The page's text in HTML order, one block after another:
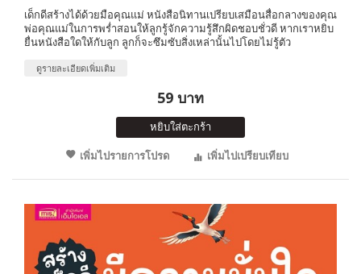
เด็กดีสร้างได้ด้วยมือคุณแม่ หนังสือนิทานเปรียบเสมือนสื่อกลางของคุณ
พ่อคุณแม่ในการพร่ำสอนให้ลูกรู้จักความรู้สึกผิดชอบชั่วดี หากเราหยิบ
ยื่นหนังสือใดให้กับลูก ลูกก็จะซึมซับสิ่งเหล่านั้นไปโดยไม่รู้ตัว
ดูรายละเอียดเพิ่มเติม
59 บาท
หยิบใส่ตะกร้า
เพิ่มไปรายการโปรด
เพิ่มไปเปรียบเทียบ